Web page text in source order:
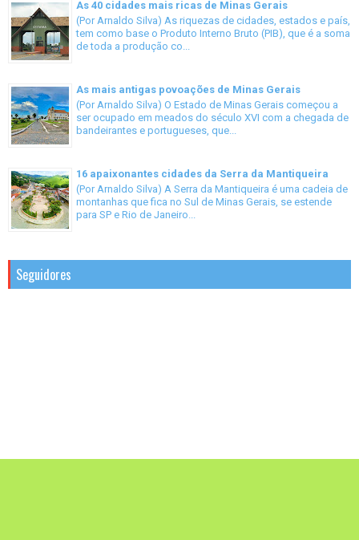
As 40 cidades mais ricas de Minas Gerais
(Por Arnaldo Silva) As riquezas de cidades, estados e país,
tem como base o Produto Interno Bruto (PIB), que é a soma
de toda a produção co...
As mais antigas povoações de Minas Gerais
(Por Arnaldo Silva) O Estado de Minas Gerais começou a
ser ocupado em meados do século XVI com a chegada de
bandeirantes e portugueses, que...
16 apaixonantes cidades da Serra da Mantiqueira
(Por Arnaldo Silva) A Serra da Mantiqueira é uma cadeia de
montanhas que fica no Sul de Minas Gerais, se estende
para SP e Rio de Janeiro...
Seguidores